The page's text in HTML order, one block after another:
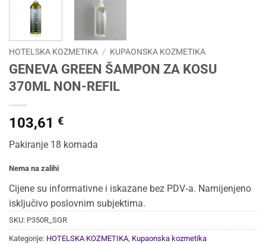
HOTELSKA KOZMETIKA / KUPAONSKA KOZMETIKA
GENEVA GREEN ŠAMPON ZA KOSU
370ML NON-REFIL
103,61 €
Pakiranje 18 komada
Nema na zalihi
Cijene su informativne i iskazane bez PDV‑a. Namijenjeno
isključivo poslovnim subjektima.
SKU: P350R_SGR
Kategorije: HOTELSKA KOZMETIKA, Kupaonska kozmetika